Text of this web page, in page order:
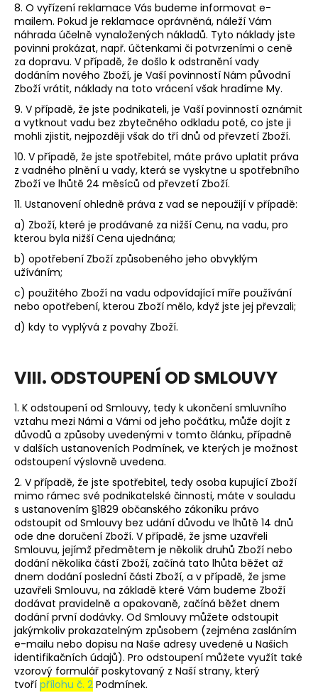
8. O vyřízení reklamace Vás budeme informovat e-
mailem. Pokud je reklamace oprávněná, náleží Vám
náhrada účelně vynaložených nákladů. Tyto náklady jste
povinni prokázat, např. účtenkami či potvrzeními o ceně
za dopravu. V případě, že došlo k odstranění vady
dodáním nového Zboží, je Vaší povinností Nám původní
Zboží vrátit, náklady na toto vrácení však hradíme My.
9. V případě, že jste podnikateli, je Vaší povinností oznámit
a vytknout vadu bez zbytečného odkladu poté, co jste ji
mohli zjistit, nejpozději však do tří dnů od převzetí Zboží.
10. V případě, že jste spotřebitel, máte právo uplatit práva
z vadného plnění u vady, která se vyskytne u spotřebního
Zboží ve lhůtě 24 měsíců od převzetí Zboží.
11. Ustanovení ohledně práva z vad se nepoužijí v případě:
a) Zboží, které je prodávané za nižší Cenu, na vadu, pro
kterou byla nižší Cena ujednána;
b) opotřebení Zboží způsobeného jeho obvyklým
užíváním;
c) použitého Zboží na vadu odpovídající míře používání
nebo opotřebení, kterou Zboží mělo, když jste jej převzali;
d) kdy to vyplývá z povahy Zboží.
VIII. ODSTOUPENÍ OD SMLOUVY
1. K odstoupení od Smlouvy, tedy k ukončení smluvního
vztahu mezi Námi a Vámi od jeho počátku, může dojít z
důvodů a způsoby uvedenými v tomto článku, případně
v dalších ustanoveních Podmínek, ve kterých je možnost
odstoupení výslovně uvedena.
2. V případě, že jste spotřebitel, tedy osoba kupující Zboží
mimo rámec své podnikatelské činnosti, máte v souladu
s ustanovením §1829 občanského zákoníku právo
odstoupit od Smlouvy bez udání důvodu ve lhůtě 14 dnů
ode dne doručení Zboží. V případě, že jsme uzavřeli
Smlouvu, jejímž předmětem je několik druhů Zboží nebo
dodání několika částí Zboží, začíná tato lhůta běžet až
dnem dodání poslední části Zboží, a v případě, že jsme
uzavřeli Smlouvu, na základě které Vám budeme Zboží
dodávat pravidelně a opakovaně, začíná běžet dnem
dodání první dodávky. Od Smlouvy můžete odstoupit
jakýmkoliv prokazatelným způsobem (zejména zasláním
e-mailu nebo dopisu na Naše adresy uvedené u Našich
identifikačních údajů). Pro odstoupení můžete využít také
vzorový formulář poskytovaný z Naší strany, který
tvoří přílohu č. 2 Podmínek.